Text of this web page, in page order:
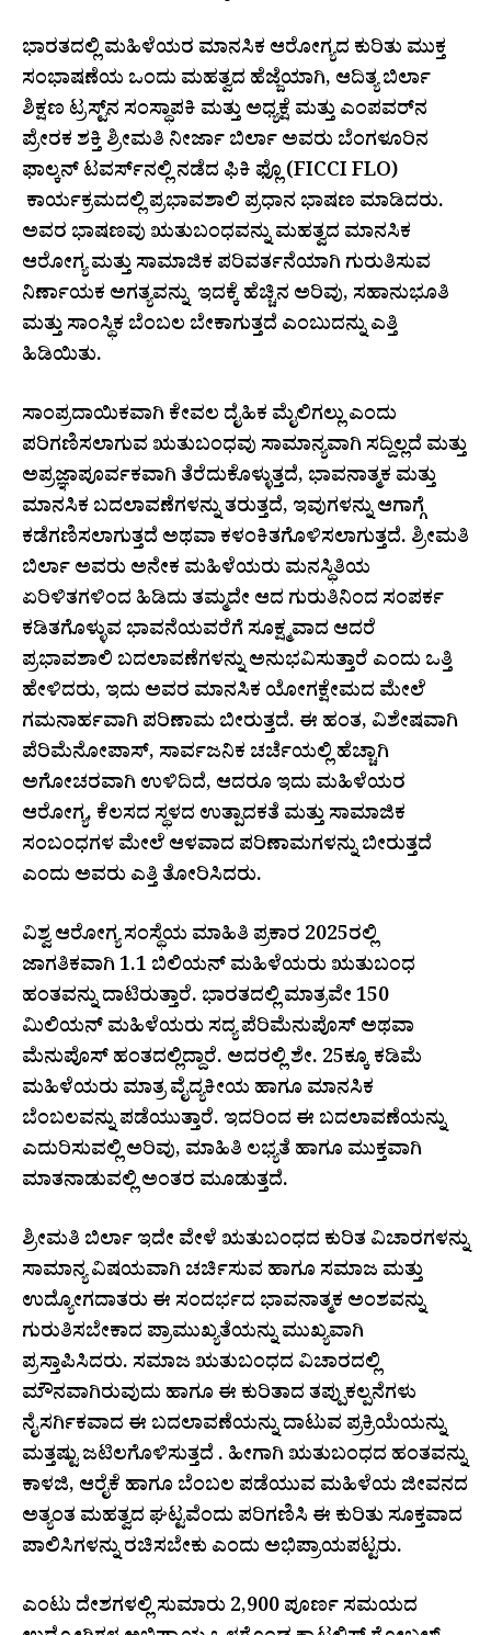
ಭಾರತದಲ್ಲಿ ಮಹಿಳೆಯರ ಮಾನಸಿಕ ಆರೋಗ್ಯದ ಕುರಿತು ಮುಕ್ತ
ಸಂಭಾಷಣೆಯ ಒಂದು ಮಹತ್ವದ ಹೆಜ್ಜೆಯಾಗಿ, ಆದಿತ್ಯ ಬಿರ್ಲಾ
ಶಿಕ್ಷಣ ಟ್ರಸ್ಟ್‌ನ ಸಂಸ್ಥಾಪಕಿ ಮತ್ತು ಅಧ್ಯಕ್ಷೆ ಮತ್ತು ಎಂಪವರ್‌ನ
ಪ್ರೇರಕ ಶಕ್ತಿ ಶ್ರೀಮತಿ ನೀರ್ಜಾ ಬಿರ್ಲಾ ಅವರು ಬೆಂಗಳೂರಿನ
ಫಾಲ್ಕನ್ ಟವರ್ಸ್‌ನಲ್ಲಿ ನಡೆದ ಫಿಕಿ ಫ್ಲೊ (FICCI FLO)
ಕಾರ್ಯಕ್ರಮದಲ್ಲಿ ಪ್ರಭಾವಶಾಲಿ ಪ್ರಧಾನ ಭಾಷಣ ಮಾಡಿದರು.
ಅವರ ಭಾಷಣವು ಋತುಬಂಧವನ್ನು ಮಹತ್ವದ ಮಾನಸಿಕ
ಆರೋಗ್ಯ ಮತ್ತು ಸಾಮಾಜಿಕ ಪರಿವರ್ತನೆಯಾಗಿ ಗುರುತಿಸುವ
ನಿರ್ಣಾಯಕ ಅಗತ್ಯವನ್ನು ಇದಕ್ಕೆ ಹೆಚ್ಚಿನ ಅರಿವು, ಸಹಾನುಭೂತಿ
ಮತ್ತು ಸಾಂಸ್ಥಿಕ ಬೆಂಬಲ ಬೇಕಾಗುತ್ತದೆ ಎಂಬುದನ್ನು ಎತ್ತಿ
ಹಿಡಿಯಿತು.
ಸಾಂಪ್ರದಾಯಿಕವಾಗಿ ಕೇವಲ ದೈಹಿಕ ಮೈಲಿಗಲ್ಲು ಎಂದು
ಪರಿಗಣಿಸಲಾಗುವ ಋತುಬಂಧವು ಸಾಮಾನ್ಯವಾಗಿ ಸದ್ದಿಲ್ಲದೆ ಮತ್ತು
ಅಪ್ರಜ್ಞಾಪೂರ್ವಕವಾಗಿ ತೆರೆದುಕೊಳ್ಳುತ್ತದೆ, ಭಾವನಾತ್ಮಕ ಮತ್ತು
ಮಾನಸಿಕ ಬದಲಾವಣೆಗಳನ್ನು ತರುತ್ತದೆ, ಇವುಗಳನ್ನು ಆಗಾಗ್ಗೆ
ಕಡೆಗಣಿಸಲಾಗುತ್ತದೆ ಅಥವಾ ಕಳಂಕಿತಗೊಳಿಸಲಾಗುತ್ತದೆ. ಶ್ರೀಮತಿ
ಬಿರ್ಲಾ ಅವರು ಅನೇಕ ಮಹಿಳೆಯರು ಮನಸ್ಥಿತಿಯ
ಏರಿಳಿತಗಳಿಂದ ಹಿಡಿದು ತಮ್ಮದೇ ಆದ ಗುರುತಿನಿಂದ ಸಂಪರ್ಕ
ಕಡಿತಗೊಳ್ಳುವ ಭಾವನೆಯವರೆಗೆ ಸೂಕ್ಷ್ಮವಾದ ಆದರೆ
ಪ್ರಭಾವಶಾಲಿ ಬದಲಾವಣೆಗಳನ್ನು ಅನುಭವಿಸುತ್ತಾರೆ ಎಂದು ಒತ್ತಿ
ಹೇಳಿದರು, ಇದು ಅವರ ಮಾನಸಿಕ ಯೋಗಕ್ಷೇಮದ ಮೇಲೆ
ಗಮನಾರ್ಹವಾಗಿ ಪರಿಣಾಮ ಬೀರುತ್ತದೆ. ಈ ಹಂತ, ವಿಶೇಷವಾಗಿ
ಪೆರಿಮೆನೋಪಾಸ್, ಸಾರ್ವಜನಿಕ ಚರ್ಚೆಯಲ್ಲಿ ಹೆಚ್ಚಾಗಿ
ಅಗೋಚರವಾಗಿ ಉಳಿದಿದೆ, ಆದರೂ ಇದು ಮಹಿಳೆಯರ
ಆರೋಗ್ಯ, ಕೆಲಸದ ಸ್ಥಳದ ಉತ್ಪಾದಕತೆ ಮತ್ತು ಸಾಮಾಜಿಕ
ಸಂಬಂಧಗಳ ಮೇಲೆ ಆಳವಾದ ಪರಿಣಾಮಗಳನ್ನು ಬೀರುತ್ತದೆ
ಎಂದು ಅವರು ಎತ್ತಿ ತೋರಿಸಿದರು.
ವಿಶ್ವ ಆರೋಗ್ಯ ಸಂಸ್ಥೆಯ ಮಾಹಿತಿ ಪ್ರಕಾರ 2025ರಲ್ಲಿ
ಜಾಗತಿಕವಾಗಿ 1.1 ಬಿಲಿಯನ್ ಮಹಿಳೆಯರು ಋತುಬಂಧ
ಹಂತವನ್ನು ದಾಟಿರುತ್ತಾರೆ. ಭಾರತದಲ್ಲಿ ಮಾತ್ರವೇ 150
ಮಿಲಿಯನ್ ಮಹಿಳೆಯರು ಸದ್ಯ ಪೆರಿಮೆನುಪೊಸ್ ಅಥವಾ
ಮೆನುಪೊಸ್ ಹಂತದಲ್ಲಿದ್ದಾರೆ. ಅದರಲ್ಲಿ ಶೇ. 25ಕ್ಕೂ ಕಡಿಮೆ
ಮಹಿಳೆಯರು ಮಾತ್ರ ವೈದ್ಯಕೀಯ ಹಾಗೂ ಮಾನಸಿಕ
ಬೆಂಬಲವನ್ನು ಪಡೆಯುತ್ತಾರೆ. ಇದರಿಂದ ಈ ಬದಲಾವಣೆಯನ್ನು
ಎದುರಿಸುವಲ್ಲಿ ಅರಿವು, ಮಾಹಿತಿ ಲಭ್ಯತೆ ಹಾಗೂ ಮುಕ್ತವಾಗಿ
ಮಾತನಾಡುವಲ್ಲಿ ಅಂತರ ಮೂಡುತ್ತದೆ.
ಶ್ರೀಮತಿ ಬಿರ್ಲಾ ಇದೇ ವೇಳೆ ಋತುಬಂಧದ ಕುರಿತ ವಿಚಾರಗಳನ್ನು
ಸಾಮಾನ್ಯ ವಿಷಯವಾಗಿ ಚರ್ಚಿಸುವ ಹಾಗೂ ಸಮಾಜ ಮತ್ತು
ಉದ್ಯೋಗದಾತರು ಈ ಸಂದರ್ಭದ ಭಾವನಾತ್ಮಕ ಅಂಶವನ್ನು
ಗುರುತಿಸಬೇಕಾದ ಪ್ರಾಮುಖ್ಯತೆಯನ್ನು ಮುಖ್ಯವಾಗಿ
ಪ್ರಸ್ತಾಪಿಸಿದರು. ಸಮಾಜ ಋತುಬಂಧದ ವಿಚಾರದಲ್ಲಿ
ಮೌನವಾಗಿರುವುದು ಹಾಗೂ ಈ ಕುರಿತಾದ ತಪ್ಪುಕಲ್ಪನೆಗಳು
ನೈಸರ್ಗಿಕವಾದ ಈ ಬದಲಾವಣೆಯನ್ನು ದಾಟುವ ಪ್ರಕ್ರಿಯೆಯನ್ನು
ಮತ್ತಷ್ಟು ಜಟಿಲಗೊಳಿಸುತ್ತದೆ . ಹೀಗಾಗಿ ಋತುಬಂಧದ ಹಂತವನ್ನು
ಕಾಳಜಿ, ಆರೈಕೆ ಹಾಗೂ ಬೆಂಬಲ ಪಡೆಯುವ ಮಹಿಳೆಯ ಜೀವನದ
ಅತ್ಯಂತ ಮಹತ್ವದ ಘಟ್ಟವೆಂದು ಪರಿಗಣಿಸಿ ಈ ಕುರಿತು ಸೂಕ್ತವಾದ
ಪಾಲಿಸಿಗಳನ್ನು ರಚಿಸಬೇಕು ಎಂದು ಅಭಿಪ್ರಾಯಪಟ್ಟರು.
ಎಂಟು ದೇಶಗಳಲ್ಲಿ ಸುಮಾರು 2,900 ಪೂರ್ಣ ಸಮಯದ